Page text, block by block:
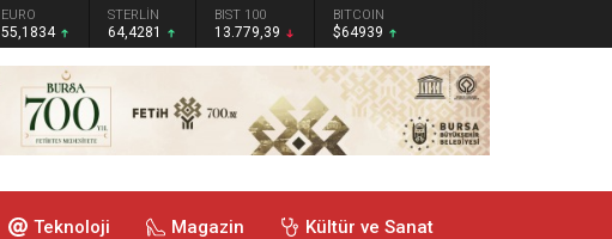
EURO
55,1834
STERLİN
64,4281
BIST 100
13.779,39
BITCOIN
$64939
Teknoloji Magazin Kültür ve Sanat